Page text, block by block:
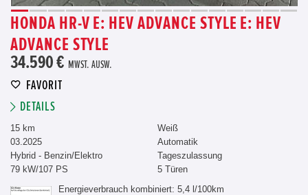
HONDA HR-V E: HEV ADVANCE STYLE E: HEV
ADVANCE STYLE
34.590 € MWST. AUSW.
FAVORIT
DETAILS
15 km
03.2025
Hybrid - Benzin/Elektro
79 kW/107 PS
Weiß
Automatik
Tageszulassung
5 Türen
Energieverbrauch kombiniert: 5,4 l/100km